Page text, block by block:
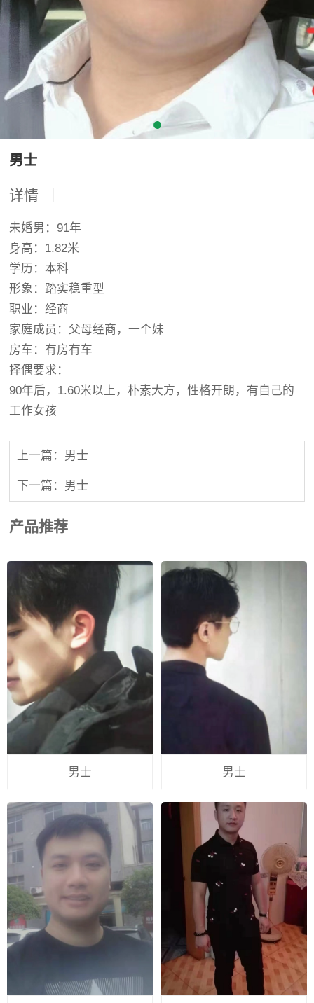
男士
详情
未婚男：91年
身高：1.82米
学历：本科
形象：踏实稳重型
职业：经商
家庭成员：父母经商，一个妹
房车：有房有车
择偶要求：
90年后，1.60米以上，朴素大方，性格开朗，有自己的
工作女孩
上一篇：男士
下一篇：男士
产品推荐
男士 男士